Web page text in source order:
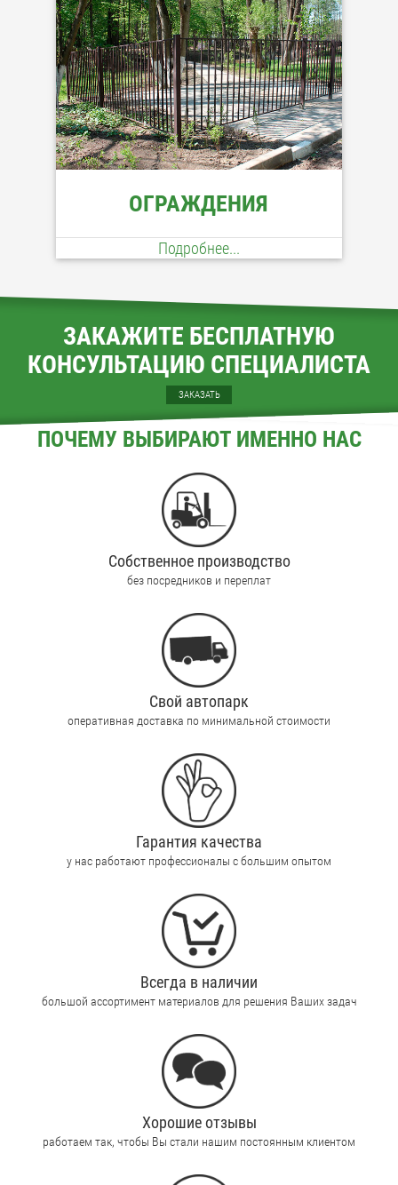
ОГРАЖДЕНИЯ
Подробнее...
ЗАКАЖИТЕ БЕСПЛАТНУЮ
КОНСУЛЬТАЦИЮ СПЕЦИАЛИСТА
ЗАКАЗАТЬ
ПОЧЕМУ ВЫБИРАЮТ ИМЕННО НАС
Собственное производство
без посредников и переплат
Свой автопарк
оперативная доставка по минимальной стоимости
Гарантия качества
у нас работают профессионалы с большим опытом
Всегда в наличии
большой ассортимент материалов для решения Ваших задач
Хорошие отзывы
работаем так, чтобы Вы стали нашим постоянным клиентом